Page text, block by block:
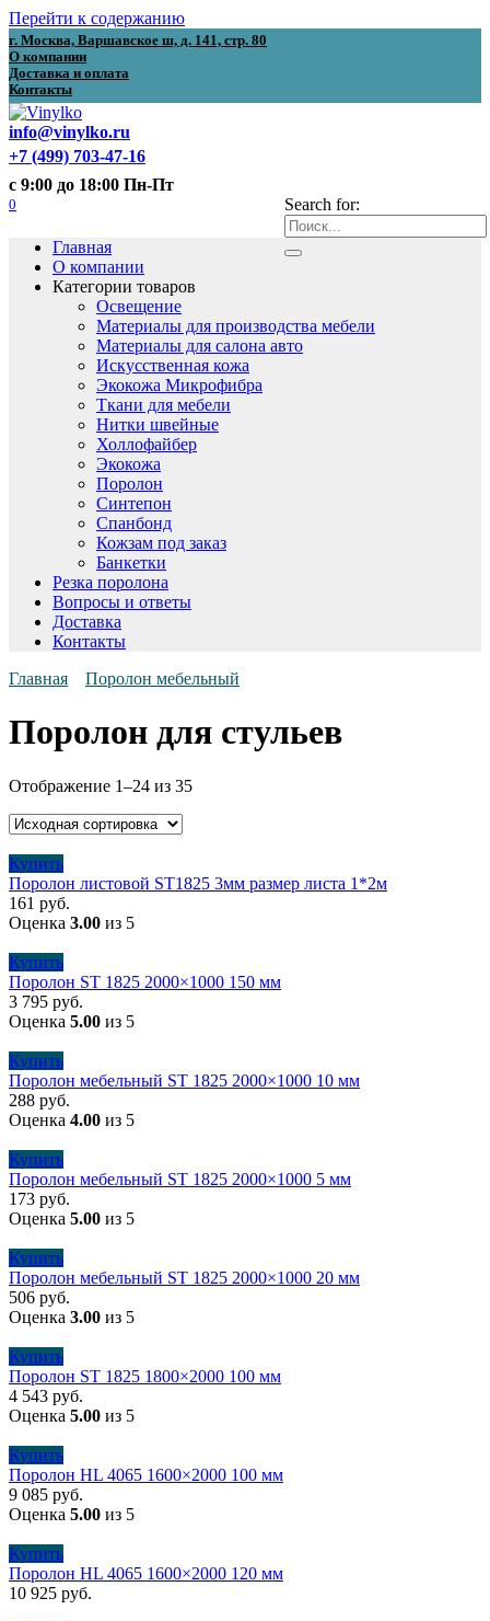
Перейти к содержанию
г. Москва, Варшавское ш, д. 141, стр. 80
О компании
Доставка и оплата
Контакты
info@vinylko.ru
+7 (499) 703-47-16
с 9:00 до 18:00 Пн-Пт
Search for:
0
Главная
О компании
Категории товаров
Освещение
Материалы для производства мебели
Материалы для салона авто
Искусственная кожа
Экокожа Микрофибра
Ткани для мебели
Нитки швейные
Холлофайбер
Экокожа
Поролон
Синтепон
Спанбонд
Кожзам под заказ
Банкетки
Резка поролона
Вопросы и ответы
Доставка
Контакты
Главная
Поролон мебельный
Поролон для стульев
Отображение 1–24 из 35
Купить
Поролон листовой ST1825 3мм размер листа 1*2м
161 руб.
Оценка 3.00 из 5
Купить
Поролон ST 1825 2000×1000 150 мм
3 795 руб.
Оценка 5.00 из 5
Купить
Поролон мебельный ST 1825 2000×1000 10 мм
288 руб.
Оценка 4.00 из 5
Купить
Поролон мебельный ST 1825 2000×1000 5 мм
173 руб.
Оценка 5.00 из 5
Купить
Поролон мебельный ST 1825 2000×1000 20 мм
506 руб.
Оценка 3.00 из 5
Купить
Поролон ST 1825 1800×2000 100 мм
4 543 руб.
Оценка 5.00 из 5
Купить
Поролон HL 4065 1600×2000 100 мм
9 085 руб.
Оценка 5.00 из 5
Купить
Поролон HL 4065 1600×2000 120 мм
10 925 руб.